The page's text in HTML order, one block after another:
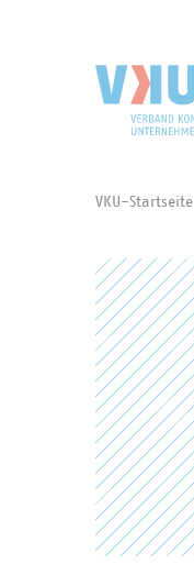
VKU-Startseite